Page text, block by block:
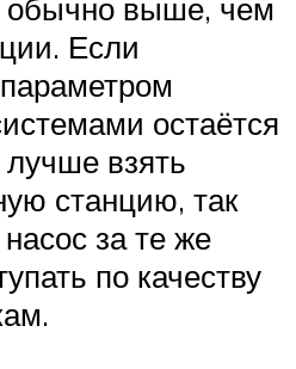
обычно выше, чем
Если
остаётся
взять
станцию, так
за те же
по качеству